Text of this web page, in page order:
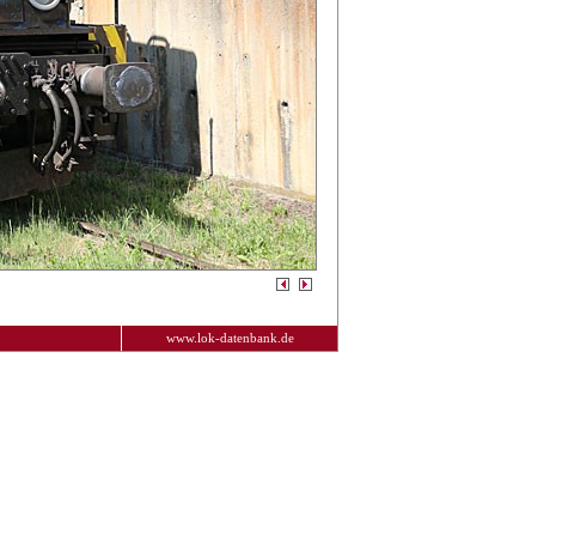
www.lok-datenbank.de